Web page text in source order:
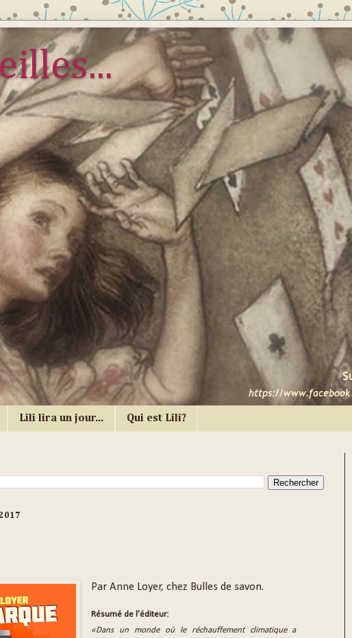
Lili lira un jour... Qui est Lili?
Par Anne Loyer, chez Bulles de savon.
Résumé de l'éditeur:
«Dans un monde où le réchauffement climatique a